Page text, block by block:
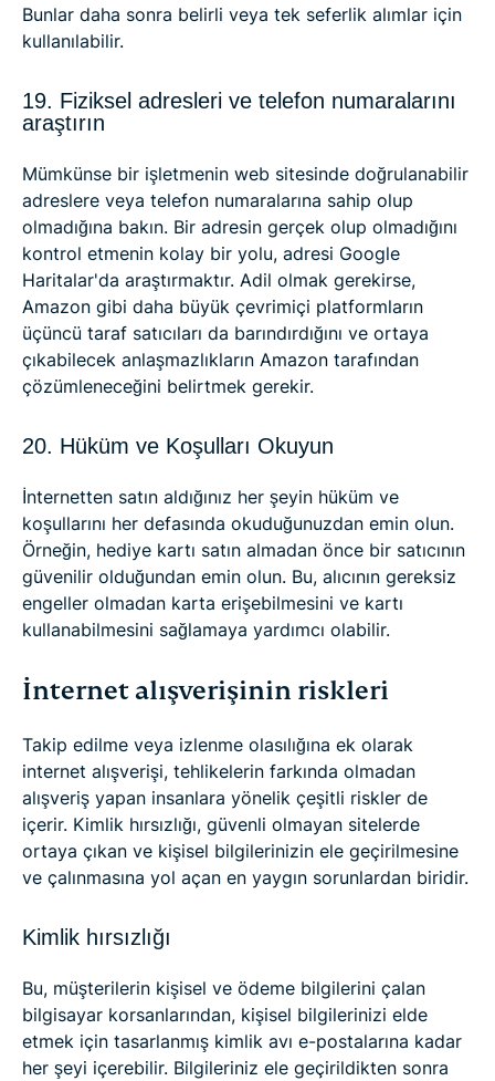
Bunlar daha sonra belirli veya tek seferlik alımlar için
kullanılabilir.
19. Fiziksel adresleri ve telefon numaralarını
araştırın
Mümkünse bir işletmenin web sitesinde doğrulanabilir
adreslere veya telefon numaralarına sahip olup
olmadığına bakın. Bir adresin gerçek olup olmadığını
kontrol etmenin kolay bir yolu, adresi Google
Haritalar'da araştırmaktır. Adil olmak gerekirse,
Amazon gibi daha büyük çevrimiçi platformların
üçüncü taraf satıcıları da barındırdığını ve ortaya
çıkabilecek anlaşmazlıkların Amazon tarafından
çözümleneceğini belirtmek gerekir.
20. Hüküm ve Koşulları Okuyun
İnternetten satın aldığınız her şeyin hüküm ve
koşullarını her defasında okuduğunuzdan emin olun.
Örneğin, hediye kartı satın almadan önce bir satıcının
güvenilir olduğundan emin olun. Bu, alıcının gereksiz
engeller olmadan karta erişebilmesini ve kartı
kullanabilmesini sağlamaya yardımcı olabilir.
İnternet alışverişinin riskleri
Takip edilme veya izlenme olasılığına ek olarak
internet alışverişi, tehlikelerin farkında olmadan
alışveriş yapan insanlara yönelik çeşitli riskler de
içerir. Kimlik hırsızlığı, güvenli olmayan sitelerde
ortaya çıkan ve kişisel bilgilerinizin ele geçirilmesine
ve çalınmasına yol açan en yaygın sorunlardan biridir.
Kimlik hırsızlığı
Bu, müşterilerin kişisel ve ödeme bilgilerini çalan
bilgisayar korsanlarından, kişisel bilgilerinizi elde
etmek için tasarlanmış kimlik avı e-postalarına kadar
her şeyi içerebilir. Bilgileriniz ele geçirildikten sonra